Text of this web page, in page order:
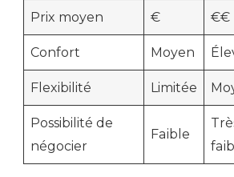
Prix moyen € €€
Confort Moyen
Flexibilité Limitée
Possibilité de
négocier
Faible